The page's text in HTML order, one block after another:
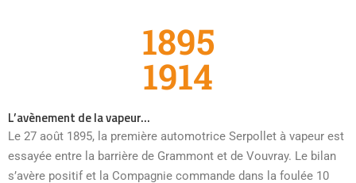
1895
1914
L’avènement de la vapeur…
Le 27 août 1895, la première automotrice Serpollet à vapeur est
essayée entre la barrière de Grammont et de Vouvray. Le bilan
s’avère positif et la Compagnie commande dans la foulée 10